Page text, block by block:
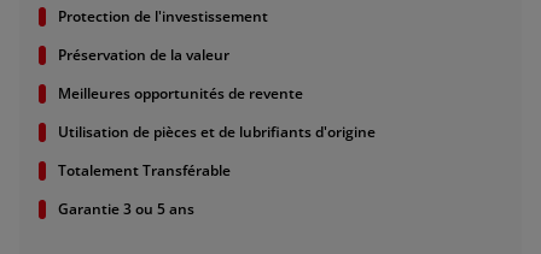
Protection de l'investissement
Préservation de la valeur
Meilleures opportunités de revente
Utilisation de pièces et de lubrifiants d'origine
Totalement Transférable
Garantie 3 ou 5 ans